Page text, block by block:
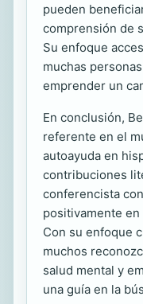
pueden
comprensión de
Su enfoque
muchas
emprender un
En conclusión,
referente en el
autoayuda en
contribuciones
conferencista
positivamente
Con su enfoque
muchos
salud mental y
una guía en la